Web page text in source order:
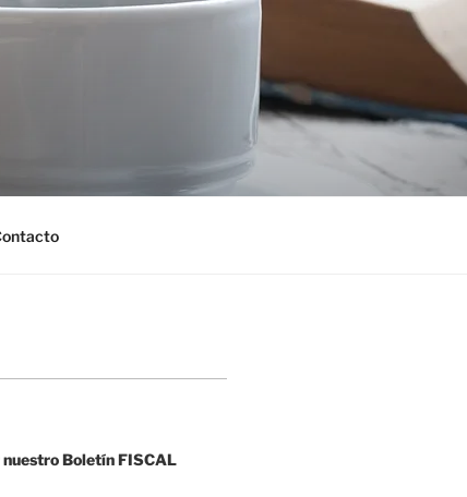
nuestro Boletín FISCAL